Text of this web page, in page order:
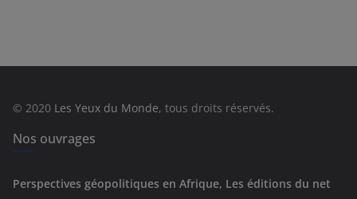
e
s
© 2020 Les Yeux du Monde, tous droits réservés.
Nos ouvrages
Perspectives géopolitiques en Afrique, Les éditions du net